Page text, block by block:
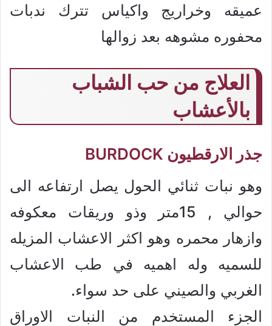
عميقه وخراريج واكياس تترك ندبات
محفوره مشوهه بعد زوالها
العلاج من حب الشباب
بالأعشاب
جذر الارقطيون BURDOCK
وهو نبات ثنائي الحول يصل ارتفاعه الى
حوالي , 15متر وذو وريقات معكوفه
وازهار محمره وهو اكثر الاعشاب المزيله
للسميه وله اهميه في طب الاعشاب
الغربي والصيني على حد سواء.
الجزء المستخدم من النبات الاوراق